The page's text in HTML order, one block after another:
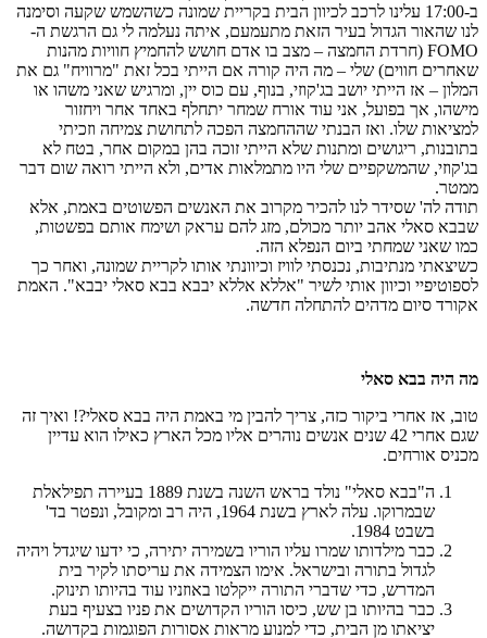
ב-17:00 עלינו לרכב לכיוון הבית בקריית שמונה כשהשמש שקעה וסימנה
לנו שהאור הגדול בעיר הזאת מתעמעם, איתה נעלמה לי גם הרגשת ה-
FOMO (חרדת החמצה – מצב בו אדם חושש להחמיץ חוויות מהנות
שאחרים חווים) שלי – מה היה קורה אם הייתי בכל זאת "מרוויח" גם את
המלון – אז הייתי יושב בג'קוזי, בנוף, עם כוס יין, ומרגיש שאני משהו או
מישהו, אך בפועל, אני עוד אורח שמחר יתחלף באחד אחר ויחזור
למציאות שלו. ואז הבנתי שההחמצה הפכה לתחושת צמיחה וזכיתי
בתובנות, ריגושים ומתנות שלא הייתי זוכה בהן במקום אחר, בטח לא
בג'קוזי, שהמשקפיים שלי היו מתמלאות אדים, ולא הייתי רואה שום דבר
ממטר.
תודה לה' שסידר לנו להכיר מקרוב את האנשים הפשוטים באמת, אלא
שבבא סאלי אהב יותר מכולם, מזג להם עראק ושימח אותם בפשטות,
כמו שאני שמחתי ביום הנפלא הזה.
כשיצאתי מנתיבות, נכנסתי לוויז וכיוונתי אותו לקריית שמונה, ואחר כך
לספוטיפיי וכיוון אותי לשיר "אללא אללא יבבא בבא סאלי יבבא". האמת
אקורד סיום מדהים להתחלה חדשה.
מה היה בבא סאלי
טוב, אז אחרי ביקור כזה, צריך להבין מי באמת היה בבא סאלי?! ואיך זה
שגם אחרי 42 שנים אנשים נוהרים אליו מכל הארץ כאילו הוא עדיין
מכניס אורחים.
ה"בבא סאלי" נולד בראש השנה בשנת 1889 בעיירה תפילאלת
שבמרוקו. עלה לארץ בשנת 1964, היה רב ומקובל, ונפטר בד'
בשבט 1984.
כבר מילדותו שמרו עליו הוריו בשמירה יתירה, כי ידעו שיגדל ויהיה
לגדול בתורה ובישראל. אימו הצמידה את עריסתו לקיר בית
המדרש, כדי שדברי התורה ייקלטו באוזניו עוד בהיותו תינוק.
כבר בהיותו בן שש, כיסו הוריו הקדושים את פניו בצעיף בעת
יציאתו מן הבית, כדי למנוע מראות אסורות הפוגמות בקדושה.